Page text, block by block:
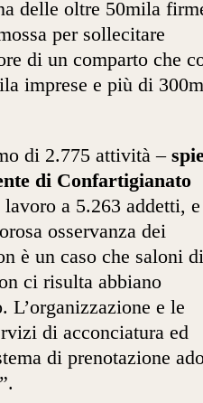
delle oltre 50mila
per sollecitare
di un comparto che
imprese e più di
di 2.775 attività –
di Confartigianato
a 5.263 addetti,
osservanza dei
è un caso che saloni di
ci risulta abbiano
L’organizzazione e le
di acconciatura ed
di prenotazione